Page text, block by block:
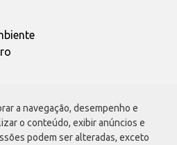
a navegação, desempenho e
o conteúdo, exibir anúncios e
podem ser alteradas, exceto
S.A.
6169, Vila Maria, São Paulo - SP | CEP
75.315.333/0001-09